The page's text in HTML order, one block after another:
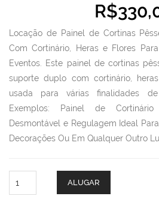
R$
Locação de Painel de Cortinas
Com Cortinário, Heras e Flores
Eventos. Este painel de cortinas
suporte duplo com cortinário,
usada para várias finalidades
Exemplos: Painel de
Desmontável e Regulagem Ideal
Decorações Ou Em Qualquer Outro
de
ALUGAR